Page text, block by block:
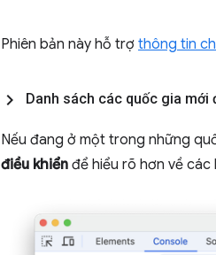
Phiên bản này hỗ trợ thông tin
Danh sách các quốc gia mới
Nếu đang ở một trong những
điều khiển để hiểu rõ hơn về các